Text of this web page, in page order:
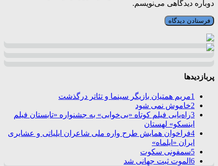
دوباره دیدگاهی می‌نویسم.
پربازدیدها
1مریم همتیان بازیگر سینما و تئاتر درگذشت
2خاموش نمی شود
3راه‌یابی فیلم کوتاه «بی‌خوابی» به جشنواره «تابستان فیلم
اینسکو» لهستان
4فراخوان همایش طرح واره ملی شاعران ایلیاتی و عشایری
ایران «ایلماه»
5سمفونی سکوت
6 الموت ثبت جهانی شد